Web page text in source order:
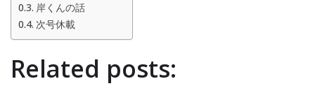
岸くんの話
次号休載
Related posts: